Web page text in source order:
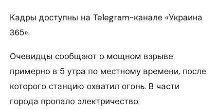
Кадры доступны на Telegram-канале «Украина
365».
Очевидцы сообщают о мощном взрыве
примерно в 5 утра по местному времени, после
которого станцию охватил огонь. В части
города пропало электричество.